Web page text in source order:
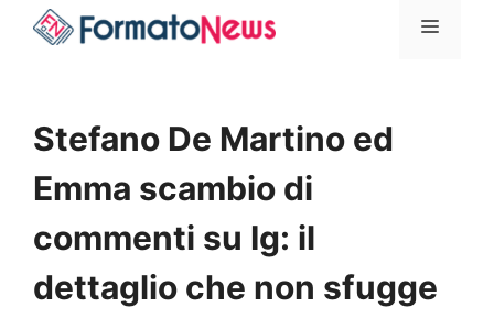
Menu
Stefano De Martino ed
Emma scambio di
commenti su Ig: il
dettaglio che non sfugge